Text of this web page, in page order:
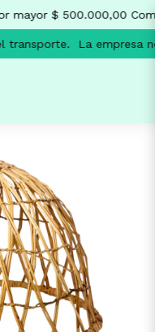
mayor $ 500.000,00
transporte. La empresa